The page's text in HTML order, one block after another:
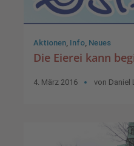
Aktionen Info Neues
Die Eierei kann
4. März 2016 von Daniel